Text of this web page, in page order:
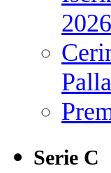
Serie C